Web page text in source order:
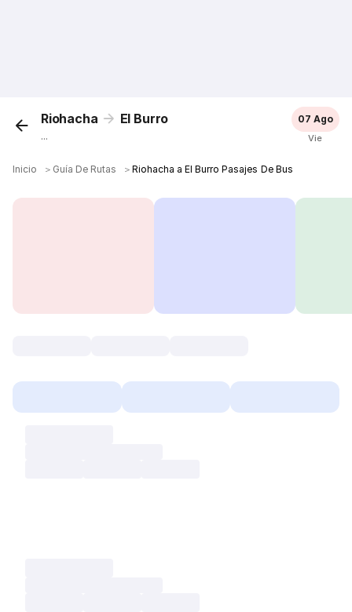
Riohacha El Burro
...
07 Ago
Vie
Inicio ＞ Guía De Rutas ＞Riohacha a El Burro Pasajes De Bus